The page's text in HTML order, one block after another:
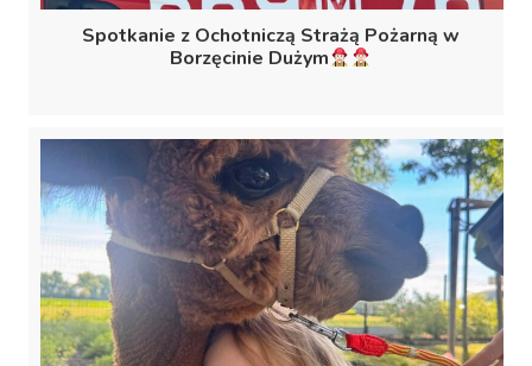
Spotkanie z Ochotniczą Strażą Pożarną w
Borzęcinie Dużym